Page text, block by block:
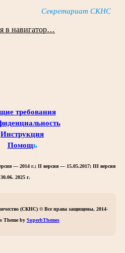
Секретариат СКНС
в навигатор…
требования
Инструкция
Помощь
— 2014 г.; II версия — 15.05.2017; III версия
2025 г.
(СКНС) © Все права защищены, 2014-
Theme by SuperbThemes